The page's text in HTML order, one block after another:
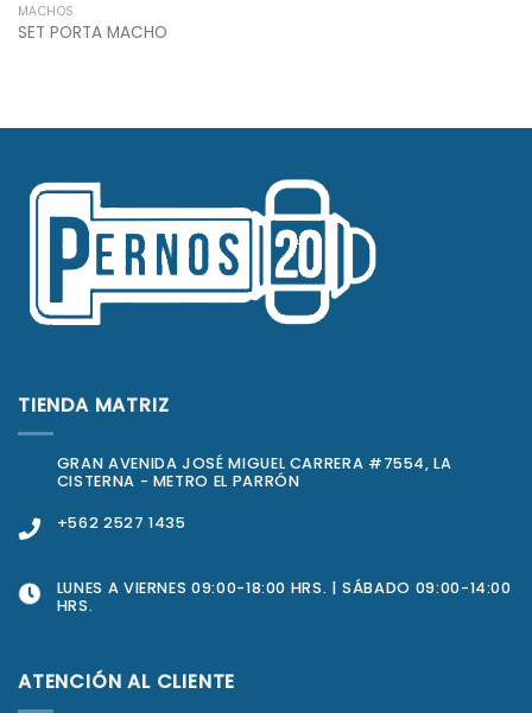
MACHOS
SET PORTA MACHO
TIENDA MATRIZ
GRAN AVENIDA JOSÉ MIGUEL CARRERA #7554, LA
CISTERNA - METRO EL PARRÓN
+562 2527 1435
LUNES A VIERNES 09:00-18:00 HRS. | SÁBADO 09:00-14:00
HRS.
ATENCIÓN AL CLIENTE